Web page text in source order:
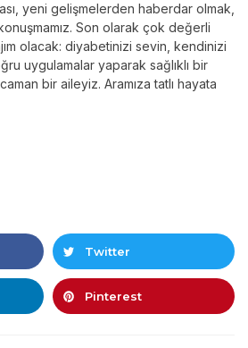
yeni gelişmelerden haberdar olmak,
Son olarak çok değerli
olacak: diyabetinizi sevin, kendinizi
uygulamalar yaparak sağlıklı bir
bir aileyiz. Aramıza tatlı hayata
Twitter
Pinterest